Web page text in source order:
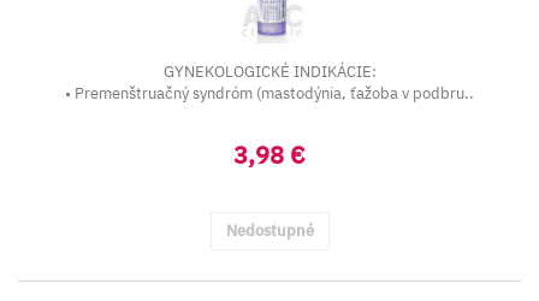
GYNEKOLOGICKÉ INDIKÁCIE:
• Premenštruačný syndróm (mastodýnia, ťažoba v podbru..
3,98 €
Nedostupné